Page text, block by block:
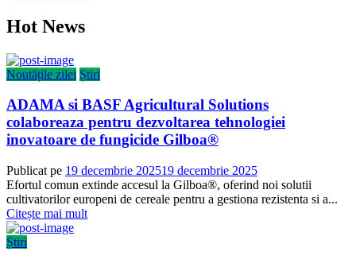
Hot News
Noutățile zilei Știri
ADAMA si BASF Agricultural Solutions
colaboreaza pentru dezvoltarea tehnologiei
inovatoare de fungicide Gilboa®
Publicat pe 19 decembrie 202519 decembrie 2025
Efortul comun extinde accesul la Gilboa®, oferind noi solutii
cultivatorilor europeni de cereale pentru a gestiona rezistenta si a...
Citește mai mult
Știri